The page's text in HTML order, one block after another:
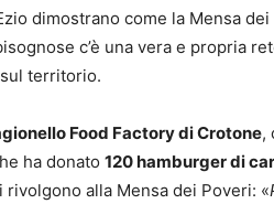
dimostrano come la Mensa
c’è una vera e propria
territorio.
Food Factory di Crotone,
ha donato 120 hamburger di
rivolgono alla Mensa dei Poveri: «